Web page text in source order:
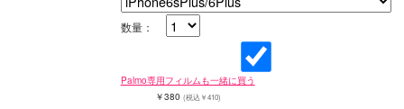
数量：
Palmo専用フィルムも一緒に買う
￥380 (税込￥410)